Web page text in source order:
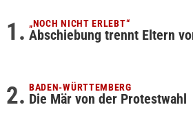
„NOCH NICHT ERLEBT“
Abschiebung trennt Eltern
BADEN-WÜRTTEMBERG
Die Mär von der Protestwahl